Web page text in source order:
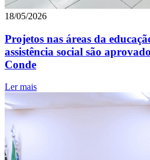
18/05/2026
Projetos nas áreas da
assistência social são
Conde
Ler mais